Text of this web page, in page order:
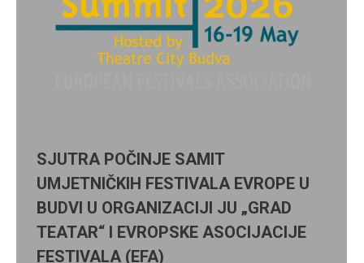
SJUTRA POČINJE SAMIT
UMJETNIČKIH FESTIVALA EVROPE U
BUDVI U ORGANIZACIJI JU „GRAD
TEATAR“ I EVROPSKE ASOCIJACIJE
FESTIVALA (EFA)